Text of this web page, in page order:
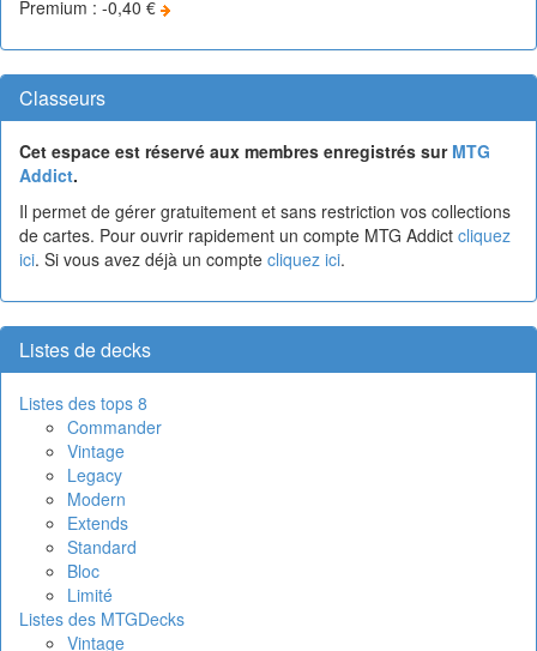
Premium : -0,40 €
Classeurs
Cet espace est réservé aux membres enregistrés sur MTG
Addict.
Il permet de gérer gratuitement et sans restriction vos collections
de cartes. Pour ouvrir rapidement un compte MTG Addict cliquez
ici. Si vous avez déjà un compte cliquez ici.
Listes de decks
Listes des tops 8
Commander
Vintage
Legacy
Modern
Extends
Standard
Bloc
Limité
Listes des MTGDecks
Vintage